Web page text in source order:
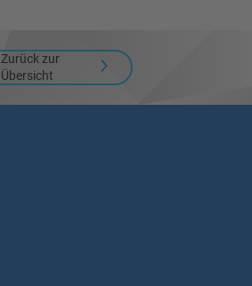
Zurück zur
Übersicht